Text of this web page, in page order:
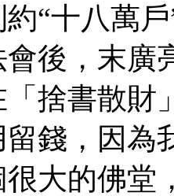
“十八萬
後，末廣
捨書散財
錢，因為
大的佛堂